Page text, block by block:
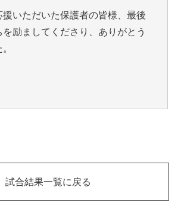
いただいた保護者の皆様、最後
を励ましてくださり、ありがとう
試合結果一覧に戻る